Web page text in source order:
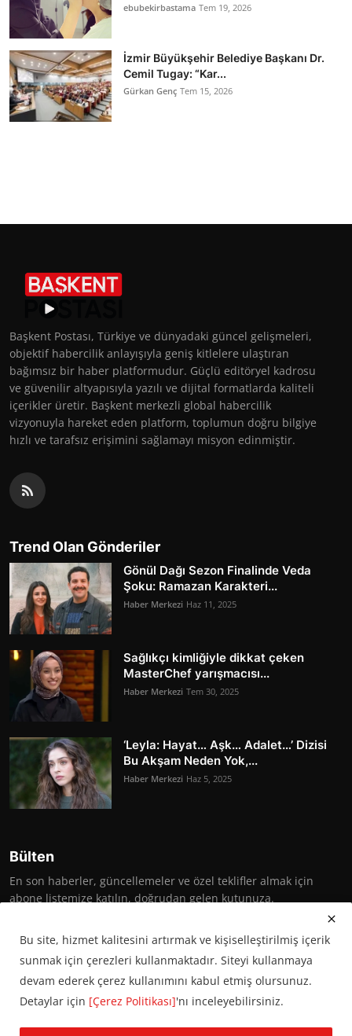
ebubekirbastama Tem 19, 2026
İzmir Büyükşehir Belediye Başkanı Dr.
Cemil Tugay: “Kar...
Gürkan Genç Tem 15, 2026
Başkent Postası, Türkiye ve dünyadaki güncel gelişmeleri,
objektif habercilik anlayışıyla geniş kitlelere ulaştıran
bağımsız bir haber platformudur. Güçlü editöryel kadrosu
ve güvenilir altyapısıyla yazılı ve dijital formatlarda kaliteli
içerikler üretir. Başkent merkezli global habercilik
vizyonuyla hareket eden platform, toplumun doğru bilgiye
hızlı ve tarafsız erişimini sağlamayı misyon edinmiştir.
Trend Olan Gönderiler
Gönül Dağı Sezon Finalinde Veda
Şoku: Ramazan Karakteri...
Haber Merkezi Haz 11, 2025
Sağlıkçı kimliğiyle dikkat çeken
MasterChef yarışmacısı...
Haber Merkezi Tem 30, 2025
‘Leyla: Hayat… Aşk… Adalet…’ Dizisi
Bu Akşam Neden Yok,...
Haber Merkezi Haz 5, 2025
Bülten
En son haberler, güncellemeler ve özel teklifler almak için
abone listemize katılın, doğrudan gelen kutunuza.
Abone Ol
Bu site, hizmet kalitesini artırmak ve kişiselleştirilmiş içerik
sunmak için çerezleri kullanmaktadır. Siteyi kullanmaya
devam ederek çerez kullanımını kabul etmiş olursunuz.
Detaylar için [Çerez Politikası]'nı inceleyebilirsiniz.